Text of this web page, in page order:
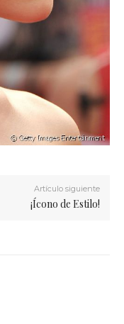
Artículo siguiente
¡Ícono de Estilo!